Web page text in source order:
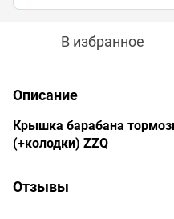
В избранное
Описание
Крышка барабана
(+колодки) ZZQ
Отзывы